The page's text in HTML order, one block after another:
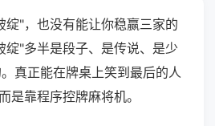
绽"，也没有能让你稳赢三家的
绽"多半是段子、是传说、是少
真正能在牌桌上笑到最后的人
是靠程序控牌麻将机。